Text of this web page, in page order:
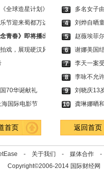
全球造星计划》
节迎来蜀都万达
青春》即将播出
戏，展现硬汉风
70华诞献礼
国际电影节
3
多名女子
4
刘烨自晒
5
赵薇埃菲
6
谢娜美国
7
李天一案
8
李咏不允
9
刘晓庆13
10
龚琳娜晒
首页 返回首页
- 关于我们 - 媒体合作 -
Copyright©2006-2014 国际财经网